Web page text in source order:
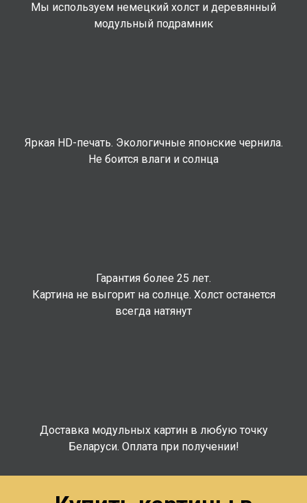
Мы используем немецкий холст и деревянный
модульный подрамник
Яркая HD-печать. Экологичные японские чернила.
Не боится влаги и солнца
Гарантия более 25 лет.
Картина не выгорит на солнце. Холст останется
всегда натянут
Доставка модульных картин в любую точку
Беларуси. Оплата при получении!